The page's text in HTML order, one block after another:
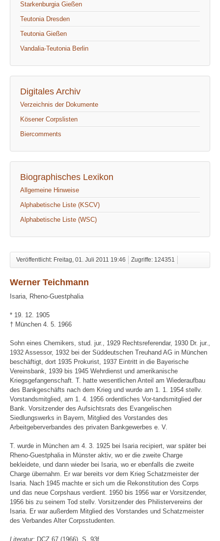
Starkenburgia Gießen
Teutonia Dresden
Teutonia Gießen
Vandalia-Teutonia Berlin
Digitales Archiv
Verzeichnis der Dokumente
Kösener Corpslisten
Biercomments
Biographisches Lexikon
Allgemeine Hinweise
Alphabetische Liste (KSCV)
Alphabetische Liste (WSC)
Veröffentlicht: Freitag, 01. Juli 2011 19:46 Zugriffe: 124351
Werner Teichmann
Isaria, Rheno-Guestphalia
* 19. 12. 1905
† München 4. 5. 1966
Sohn eines Chemikers, stud. jur., 1929 Rechtsreferendar, 1930 Dr. jur.,
1932 Assessor, 1932 bei der Süddeutschen Treuhand AG in München
beschäftigt, dort 1935 Prokurist, 1937 Eintritt in die Bayerische
Vereinsbank, 1939 bis 1945 Wehrdienst und amerikanische
Kriegsgefangenschaft. T. hatte wesentlichen Anteil am Wiederaufbau
des Bankgeschäfts nach dem Krieg und wurde am 1. 1. 1954 stellv.
Vorstandsmitglied, am 1. 4. 1956 ordentliches Vor-tandsmitglied der
Bank. Vorsitzender des Aufsichtsrats des Evangelischen
Siedlungswerks in Bayern, Mitglied des Vorstandes des
Arbeitgeberverbandes des privaten Bankgewerbes e. V.
T. wurde in München am 4. 3. 1925 bei Isaria recipiert, war später bei
Rheno-Guestphalia in Münster aktiv, wo er die zweite Charge
bekleidete, und dann wieder bei Isaria, wo er ebenfalls die zweite
Charge übernahm. Er war bereits vor dem Krieg Schatzmeister der
Isaria. Nach 1945 machte er sich um die Rekonstitution des Corps
und das neue Corpshaus verdient. 1950 bis 1956 war er Vorsitzender,
1956 bis zu seinem Tod stellv. Vorsitzender des Philistervereins der
Isaria. Er war außerdem Mitglied des Vorstandes und Schatzmeister
des Verbandes Alter Corpsstudenten.
Literatur: DCZ 67 (1966), S. 93f.